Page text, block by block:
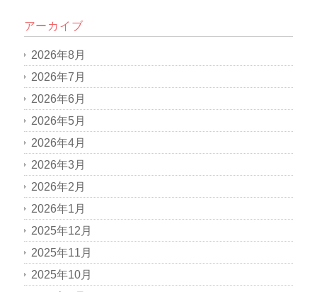
アーカイブ
2026年8月
2026年7月
2026年6月
2026年5月
2026年4月
2026年3月
2026年2月
2026年1月
2025年12月
2025年11月
2025年10月